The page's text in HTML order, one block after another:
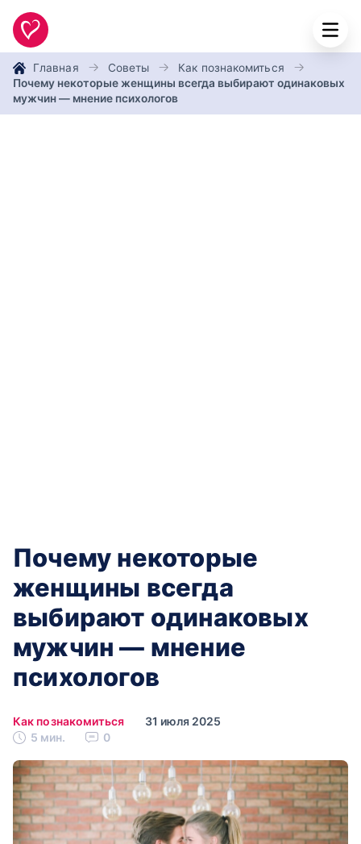
Главная Советы
Как познакомиться
Почему некоторые женщины всегда выбирают одинаковых
мужчин — мнение психологов
Почему некоторые
женщины всегда
выбирают одинаковых
мужчин — мнение
психологов
Как познакомиться
31 июля 2025
5 мин.
0